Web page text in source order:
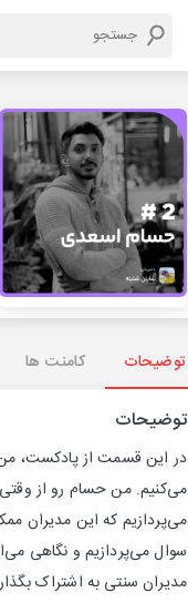
توضیحات کامنت ها
توضیحات
در این قسمت از پادکست، من
می‌کنیم. من حسام رو از وقتی
می‌پردازیم که این مدیران
سوال می‌پردازیم و نگاهی
مدیران سنتی به اشتراک